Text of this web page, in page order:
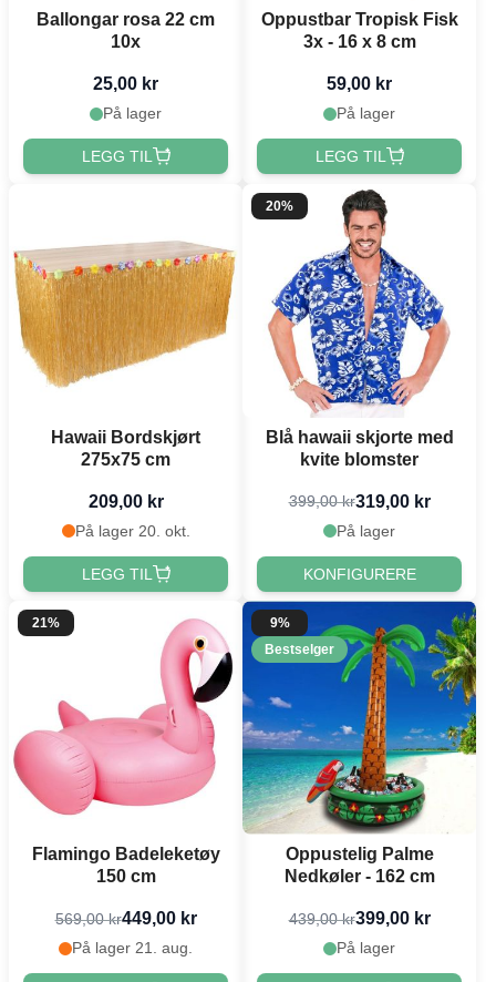
Ballongar rosa 22 cm
10x
25,00 kr
På lager
LEGG TIL
Oppustbar Tropisk Fisk
3x - 16 x 8 cm
59,00 kr
På lager
LEGG TIL
Hawaii Bordskjørt
275x75 cm
209,00 kr
På lager 20. okt.
LEGG TIL
20%
Blå hawaii skjorte med
kvite blomster
399,00 kr319,00 kr
På lager
KONFIGURERE
21%
Flamingo Badeleketøy
150 cm
569,00 kr449,00 kr
På lager 21. aug.
9%
Bestselger
Oppustelig Palme
Nedkøler - 162 cm
439,00 kr399,00 kr
På lager